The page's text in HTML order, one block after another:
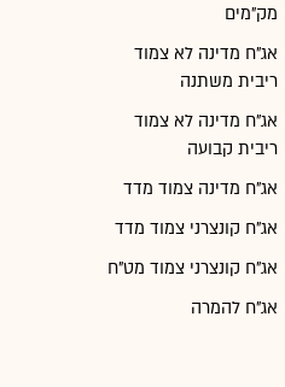
מק"מים
אג"ח מדינה לא צמוד
ריבית משתנה
אג"ח מדינה לא צמוד
ריבית קבועה
אג"ח מדינה צמוד מדד
אג"ח קונצרני צמוד מדד
אג"ח קונצרני צמוד מט"ח
אג"ח להמרה